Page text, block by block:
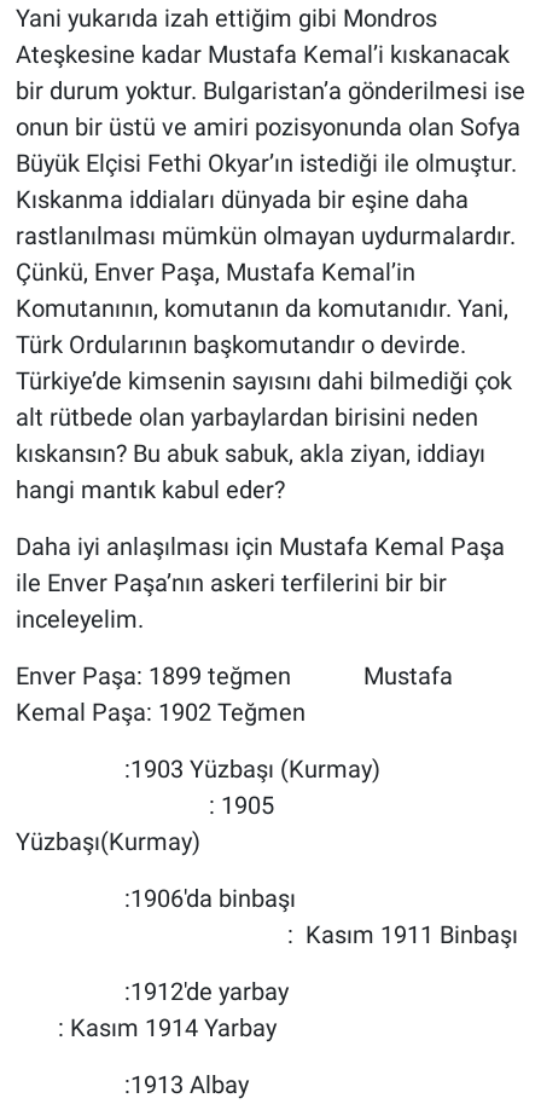
Yani yukarıda izah ettiğim gibi Mondros
Ateşkesine kadar Mustafa Kemal’i kıskanacak
bir durum yoktur. Bulgaristan’a gönderilmesi ise
onun bir üstü ve amiri pozisyonunda olan Sofya
Büyük Elçisi Fethi Okyar’ın istediği ile olmuştur.
Kıskanma iddiaları dünyada bir eşine daha
rastlanılması mümkün olmayan uydurmalardır.
Çünkü, Enver Paşa, Mustafa Kemal’in
Komutanının, komutanın da komutanıdır. Yani,
Türk Ordularının başkomutandır o devirde.
Türkiye’de kimsenin sayısını dahi bilmediği çok
alt rütbede olan yarbaylardan birisini neden
kıskansın? Bu abuk sabuk, akla ziyan, iddiayı
hangi mantık kabul eder?
Daha iyi anlaşılması için Mustafa Kemal Paşa
ile Enver Paşa’nın askeri terfilerini bir bir
inceleyelim.
Enver Paşa: 1899 teğmen Mustafa
Kemal Paşa: 1902 Teğmen
:1903 Yüzbaşı (Kurmay)
: 1905
Yüzbaşı(Kurmay)
:1906'da binbaşı
: Kasım 1911 Binbaşı
:1912'de yarbay
: Kasım 1914 Yarbay
:1913 Albay